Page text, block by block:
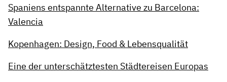
Spaniens entspannte Alternative zu Barcelona:
Valencia
Kopenhagen: Design, Food & Lebensqualität
Eine der unterschätztesten Städtereisen Europas